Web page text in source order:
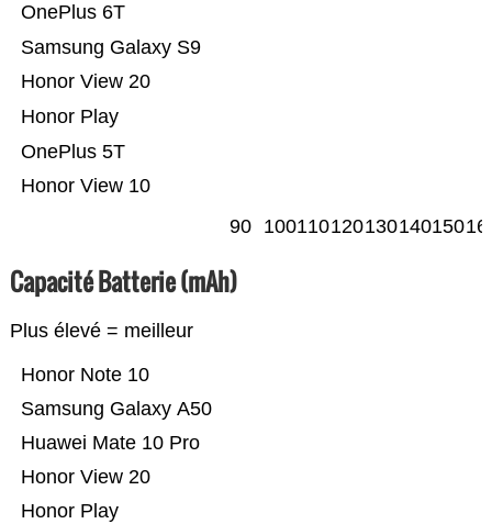
Honor View 10
OnePlus 5T
Honor Play
Honor View 20
Samsung Galaxy S9
OnePlus 6T
90 100110120130140150
Capacité Batterie (mAh)
Plus élevé = meilleur
Honor Play
Honor View 20
Huawei Mate 10 Pro
Samsung Galaxy A50
Honor Note 10